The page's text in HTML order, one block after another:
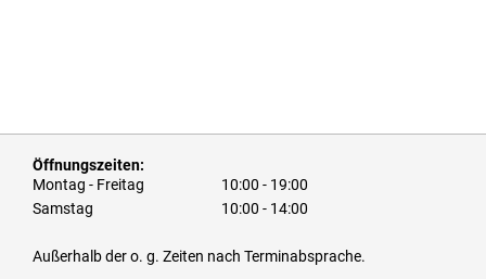
Öffnungszeiten:
Montag - Freitag
10:00 - 19:00
Samstag
10:00 - 14:00
Außerhalb der o. g. Zeiten nach Terminabsprache.